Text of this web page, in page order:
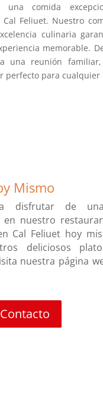
comida
Feliuet. Nuestro
culinaria
memorable.
una reunión
perfecto para cualquier
Mismo
disfrutar de una
nuestro
Cal Feliuet hoy
deliciosos
nuestra página
Contacto